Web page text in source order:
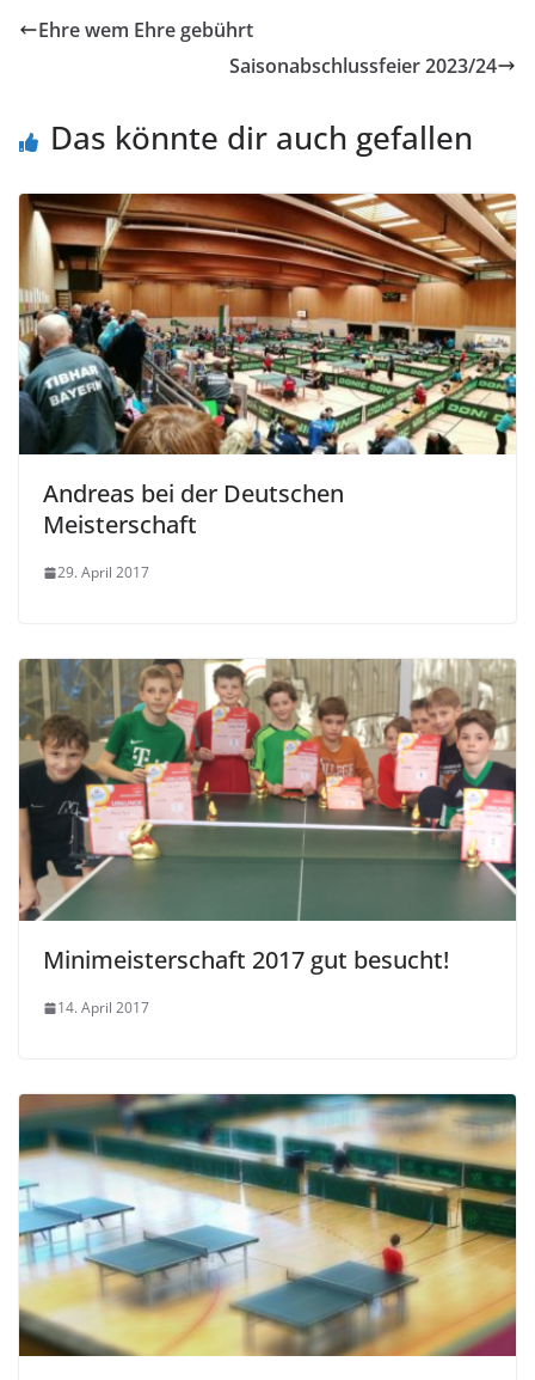
Ehre wem Ehre gebührt
Saisonabschlussfeier 2023/24
Das könnte dir auch gefallen
Andreas bei der Deutschen
Meisterschaft
29. April 2017
Minimeisterschaft 2017 gut besucht!
14. April 2017